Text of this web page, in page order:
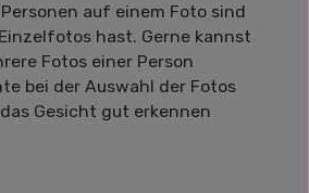
auf einem Foto sind
hast. Gerne kannst
Fotos einer Person
bei der Auswahl der Fotos
Gesicht gut erkennen